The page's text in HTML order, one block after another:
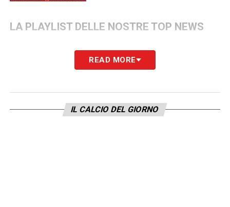
LA PLAYLIST DELLE NOSTRE TOP NEWS
READ MORE
IL CALCIO DEL GIORNO